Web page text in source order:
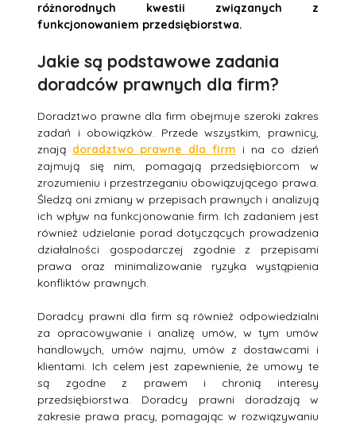
różnorodnych kwestii związanych z
funkcjonowaniem przedsiębiorstwa.
Jakie są podstawowe zadania
doradców prawnych dla firm?
Doradztwo prawne dla firm obejmuje szeroki zakres
zadań i obowiązków. Przede wszystkim, prawnicy,
znają doradztwo prawne dla firm i na co dzień
zajmują się nim, pomagają przedsiębiorcom w
zrozumieniu i przestrzeganiu obowiązującego prawa.
Śledzą oni zmiany w przepisach prawnych i analizują
ich wpływ na funkcjonowanie firm. Ich zadaniem jest
również udzielanie porad dotyczących prowadzenia
działalności gospodarczej zgodnie z przepisami
prawa oraz minimalizowanie ryzyka wystąpienia
konfliktów prawnych.
Doradcy prawni dla firm są również odpowiedzialni
za opracowywanie i analizę umów, w tym umów
handlowych, umów najmu, umów z dostawcami i
klientami. Ich celem jest zapewnienie, że umowy te
są zgodne z prawem i chronią interesy
przedsiębiorstwa. Doradcy prawni doradzają w
zakresie prawa pracy, pomagając w rozwiązywaniu